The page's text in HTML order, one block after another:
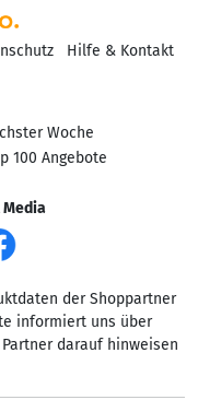
Hilfe & Kontakt
Woche
100 Angebote
Media
der Shoppartner
informiert uns über
darauf hinweisen